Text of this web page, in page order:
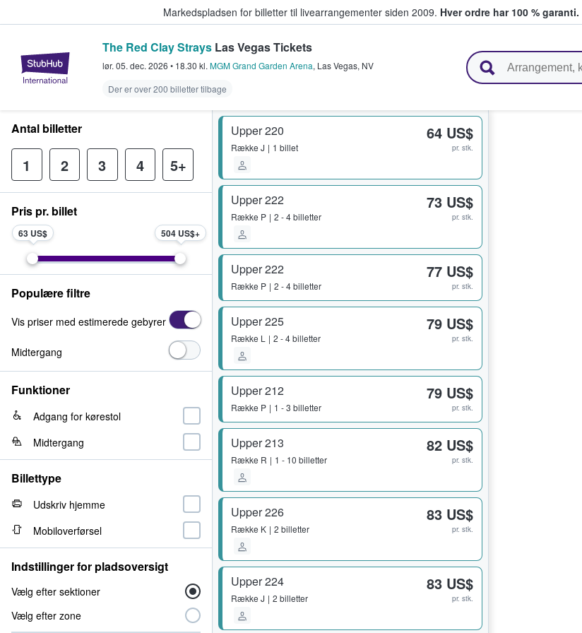
Markedspladsen for billetter til livearrangementer siden 2009. Hver ordre har 100 % garanti.
StubHub - Hvor fans køber og sælger billetter
The Red Clay Strays Las Vegas Tickets
lør. 05. dec. 2026 • 18.30 kl. MGM Grand Garden Arena, Las Vegas, NV
Der er over 200 billetter tilbage
Upper 220
Række J 1 billet
64 US$
pr. stk.
Upper 222
Række P 2 - 4 billetter
73 US$
pr. stk.
Upper 222
Række P 2 - 4 billetter
77 US$
pr. stk.
Upper 225
Række L 2 - 4 billetter
79 US$
pr. stk.
Upper 212
Række P 1 - 3 billetter
79 US$
pr. stk.
Upper 213
Række R 1 - 10 billetter
82 US$
pr. stk.
Upper 226
Række K 2 billetter
83 US$
pr. stk.
Upper 224
Række J 2 billetter
83 US$
pr. stk.
Antal billetter
1 2 3 4 5+
Pris pr. billet
63 US$ 504 US$
Populære filtre
Vis priser med estimerede gebyrer
Midtergang
Funktioner
Adgang for kørestol
Midtergang
Billettype
Udskriv hjemme
Mobiloverførsel
Indstillinger for pladsoversigt
Vælg efter sektioner
Vælg efter zone